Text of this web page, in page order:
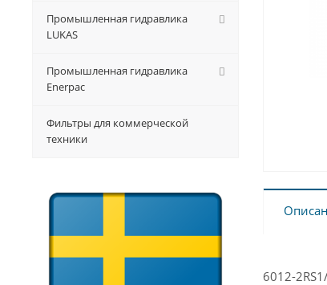
6012-
Промышленная гидравлика
LUKAS
Промышленная гидравлика
Enerpac
Фильтры для коммерческой
техники